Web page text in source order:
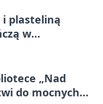
i plasteliną
w
„Nad
do mocnych